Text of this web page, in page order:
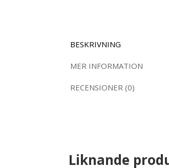
BESKRIVNING
MER INFORMATION
RECENSIONER (0)
Liknande